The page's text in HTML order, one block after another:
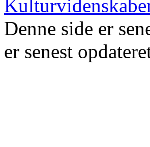
Denne side er
er senest